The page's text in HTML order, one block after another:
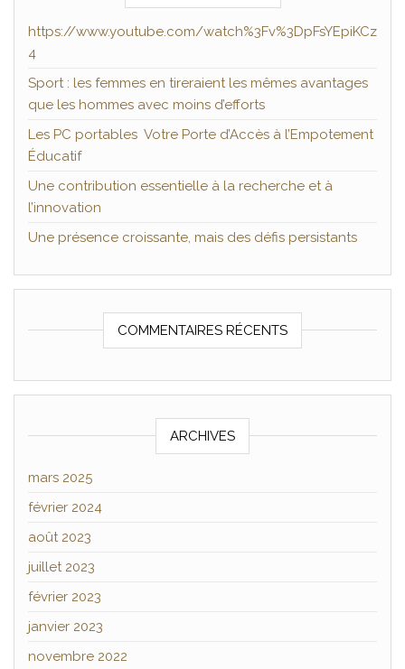
https://www.youtube.com/watch%3Fv%3DpFsYEpiKCz
4
Sport : les femmes en tireraient les mêmes avantages
que les hommes avec moins d’efforts
Les PC portables Votre Porte d’Accès à l’Empotement
Éducatif
Une contribution essentielle à la recherche et à
l’innovation
Une présence croissante, mais des défis persistants
COMMENTAIRES RÉCENTS
ARCHIVES
mars 2025
février 2024
août 2023
juillet 2023
février 2023
janvier 2023
novembre 2022